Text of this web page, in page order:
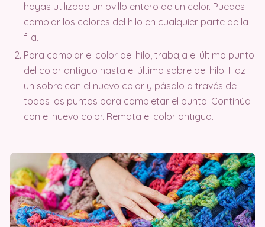
hayas utilizado un ovillo entero de un color. Puedes
cambiar los colores del hilo en cualquier parte de la
fila.
Para cambiar el color del hilo, trabaja el último punto
del color antiguo hasta el último sobre del hilo. Haz
un sobre con el nuevo color y pásalo a través de
todos los puntos para completar el punto. Continúa
con el nuevo color. Remata el color antiguo.